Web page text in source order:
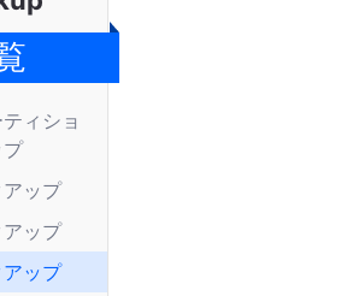
ィショ
ップ
ップ
ップ